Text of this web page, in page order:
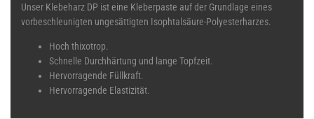
Unser Klebeharz DP ist eine Kleberpaste auf der Grundlage eines
vorbeschleunigten ungesättigten Isophtalsäure-Polyesterharzes.
Hoch thixotrop.
Schnelle Durchhärtung und lange Topfzeit.
Hervorragende Füllkraft.
Hervorragende Elastizität.